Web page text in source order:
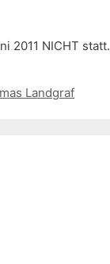
2011 NICHT statt.
Landgraf